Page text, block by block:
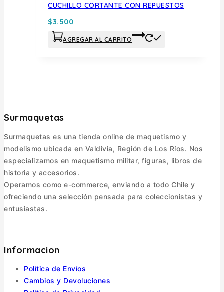
CUCHILLO CORTANTE CON REPUESTOS
$3.500
AGREGAR AL CARRITO
Surmaquetas
Surmaquetas es una tienda online de maquetismo y
modelismo ubicada en Valdivia, Región de Los Ríos. Nos
especializamos en maquetismo militar, figuras, libros de
historia y accesorios.
Operamos como e-commerce, enviando a todo Chile y
ofreciendo una selección pensada para coleccionistas y
entusiastas.
Informacion
Política de Envíos
Cambios y Devoluciones